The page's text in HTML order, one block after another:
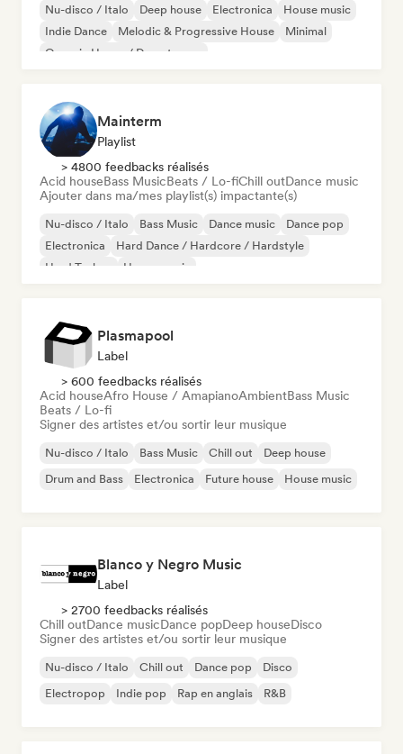
Nu-disco / Italo Deep house Electronica
House music
Indie Dance
Melodic & Progressive House
Minimal
Organic House / Downtempo
Mainterm
Playlist
> 4800 feedbacks réalisés
Acid houseBass MusicBeats / Lo-fiChill outDance music
Ajouter dans ma/mes playlist(s) impactante(s)
Nu-disco / Italo Bass Music Dance music
Dance pop
Electronica
Hard Dance / Hardcore / Hardstyle
Hard Techno
House music
Plasmapool
Label
> 600 feedbacks réalisés
Acid houseAfro House / AmapianoAmbientBass Music
Beats / Lo-fi
Signer des artistes et/ou sortir leur musique
Nu-disco / Italo Bass Music Chill out
Deep house
Drum and Bass
Electronica Future house House music
Blanco y Negro Music
Label
> 2700 feedbacks réalisés
Chill outDance musicDance popDeep houseDisco
Signer des artistes et/ou sortir leur musique
Nu-disco / Italo Chill out Dance pop
Disco
Electropop
Indie pop Rap en anglais R&B